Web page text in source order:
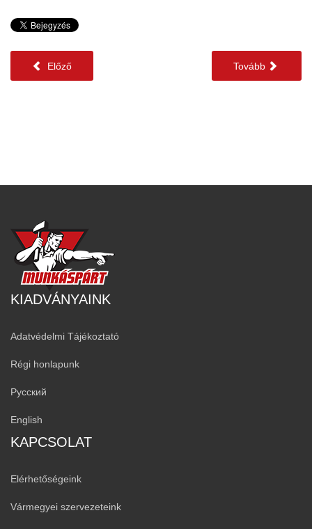
Előző Tovább
KIADVÁNYAINK
Adatvédelmi Tájékoztató
Régi honlapunk
Русский
English
KAPCSOLAT
Elérhetőségeink
Vármegyei szervezeteink